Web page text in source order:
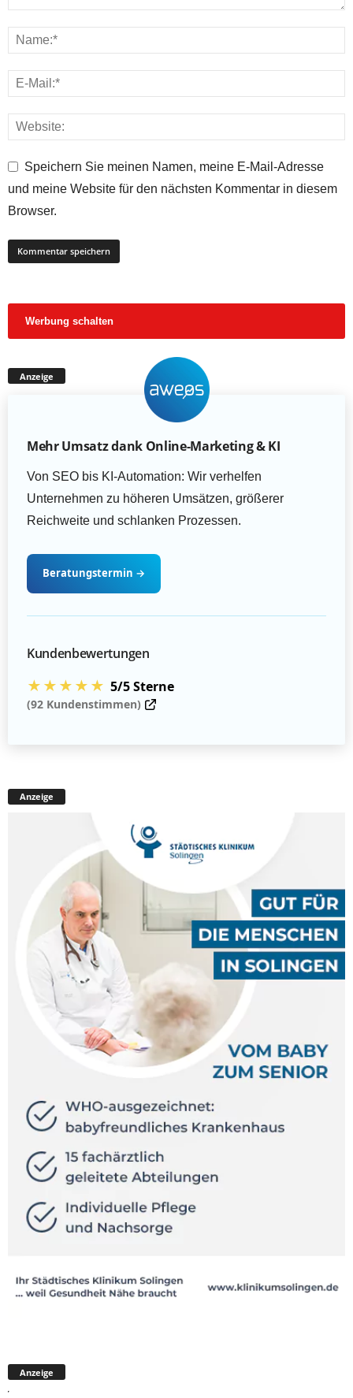
Speichern Sie meinen Namen, meine E-Mail-Adresse
und meine Website für den nächsten Kommentar in diesem
Browser.
Werbung schalten
Anzeige
Mehr Umsatz dank Online-Marketing & KI
Von SEO bis KI-Automation: Wir verhelfen
Unternehmen zu höheren Umsätzen, größerer
Reichweite und schlanken Prozessen.
Beratungstermin →
Kundenbewertungen
★★★★★ 5/5 Sterne
(92 Kundenstimmen)
Anzeige
Anzeige